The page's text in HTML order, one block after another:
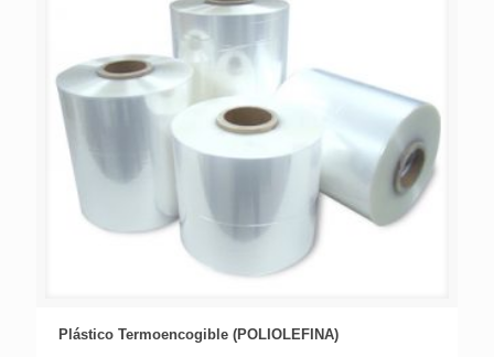
Plástico Termoencogible (POLIOLEFINA)